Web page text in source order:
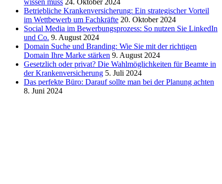
wissen muss 24. Oktober 2024
Betriebliche Krankenversicherung: Ein strategischer Vorteil
im Wettbewerb um Fachkräfte 20. Oktober 2024
Social Media im Bewerbungsprozess: So nutzen Sie LinkedIn
und Co. 9. August 2024
Domain Suche und Branding: Wie Sie mit der richtigen
Domain Ihre Marke stärken 9. August 2024
Gesetzlich oder privat? Die Wahlmöglichkeiten für Beamte in
der Krankenversicherung 5. Juli 2024
Das perfekte Büro: Darauf sollte man bei der Planung achten
8. Juni 2024